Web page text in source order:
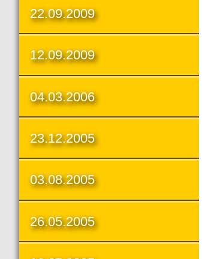
22.09.2009
12.09.2009
04.03.2006
23.12.2005
03.08.2005
26.05.2005